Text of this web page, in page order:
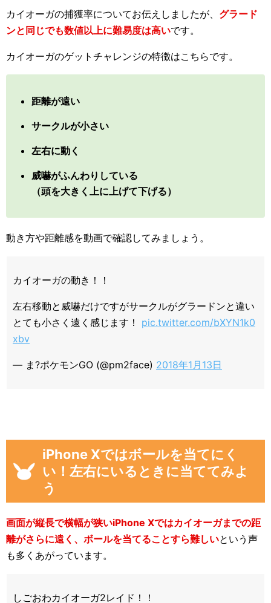
カイオーガの捕獲率についてお伝えしましたが、 グラード
ンと同じでも数値以上に難易度は高いです。
カイオーガのゲットチャレンジの特徴はこちらです。
距離が遠い
サークルが小さい
左右に動く
威嚇がふんわりしている
（頭を大きく上に上げて下げる）
動き方や距離感を動画で確認してみましょう。
カイオーガの動き！！
左右移動と威嚇だけですがサークルがグラードンと違い
とても小さく遠く感じます！ pic.twitter.com/bXYN1k0
xbv
— ま?ポケモンGO (@pm2face) 2018年1月13日
iPhone Xではボールを当てにく
い！左右にいるときに当ててみよ
う
画面が縦長で横幅が狭いiPhone Xではカイオーガまでの距
離がさらに遠く、ボールを当てることすら難しいという声
も多くあがっています。
しごおわカイオーガ2レイド！！